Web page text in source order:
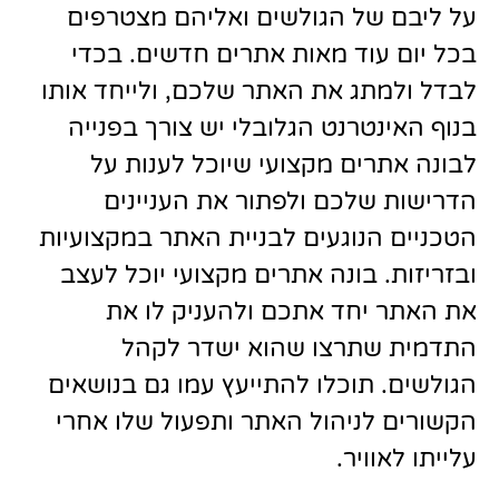
על ליבם של הגולשים ואליהם מצטרפים
בכל יום עוד מאות אתרים חדשים. בכדי
לבדל ולמתג את האתר שלכם, ולייחד אותו
בנוף האינטרנט הגלובלי יש צורך בפנייה
לבונה אתרים מקצועי שיוכל לענות על
הדרישות שלכם ולפתור את העניינים
הטכניים הנוגעים לבניית האתר במקצועיות
ובזריזות. בונה אתרים מקצועי יוכל לעצב
את האתר יחד אתכם ולהעניק לו את
התדמית שתרצו שהוא ישדר לקהל
הגולשים. תוכלו להתייעץ עמו גם בנושאים
הקשורים לניהול האתר ותפעול שלו אחרי
עלייתו לאוויר.